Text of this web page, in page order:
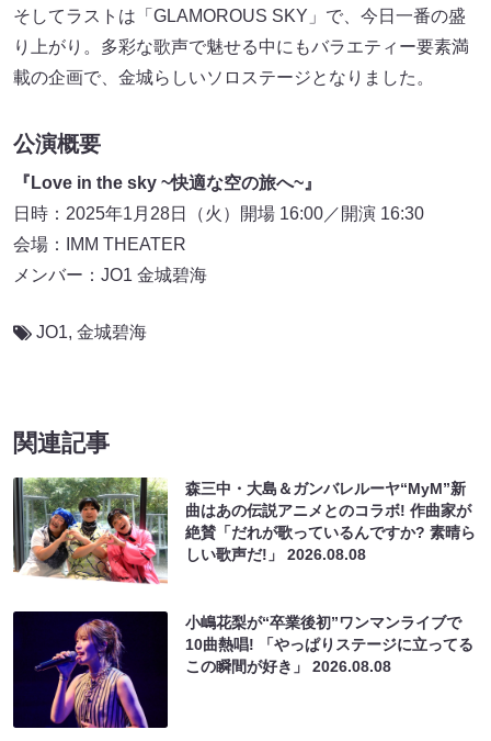
そしてラストは「GLAMOROUS SKY」で、今日一番の盛
り上がり。多彩な歌声で魅せる中にもバラエティー要素満
載の企画で、金城らしいソロステージとなりました。
公演概要
『Love in the sky ~快適な空の旅へ~』
日時：2025年1月28日（火）開場 16:00／開演 16:30
会場：IMM THEATER
メンバー：JO1 金城碧海
JO1, 金城碧海
関連記事
森三中・大島＆ガンバレルーヤ“MyM”新
曲はあの伝説アニメとのコラボ! 作曲家が
絶賛「だれが歌っているんですか? 素晴ら
しい歌声だ!」2026.08.08
小嶋花梨が“卒業後初”ワンマンライブで
10曲熱唱! 「やっぱりステージに立ってる
この瞬間が好き」2026.08.08